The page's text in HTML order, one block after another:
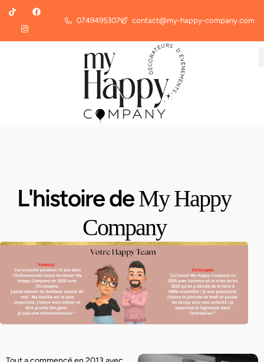
0749495307 contact@my-happy-company.com
L'histoire deMy Happy
Company